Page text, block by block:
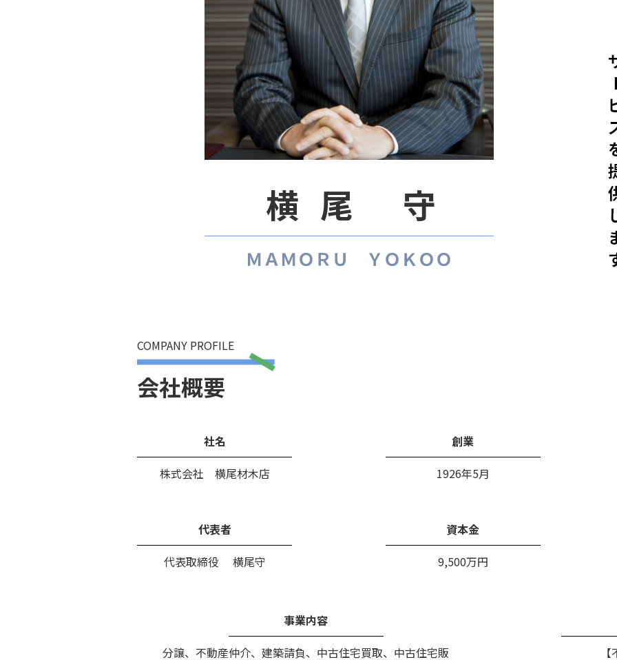
横尾 守
ＭＡＭＯＲＵ ＹＯＫＯＯ
COMPANY PROFILE
会社概要
社名
株式会社 横尾材木店
創業
1926年5月
代表者
代表取締役 横尾守
資本金
9,500万円
事業内容
分譲、不動産仲介、建築請負、中古住宅買取、中古住宅販